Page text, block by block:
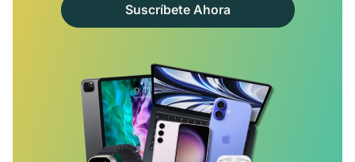
Suscríbete Ahora